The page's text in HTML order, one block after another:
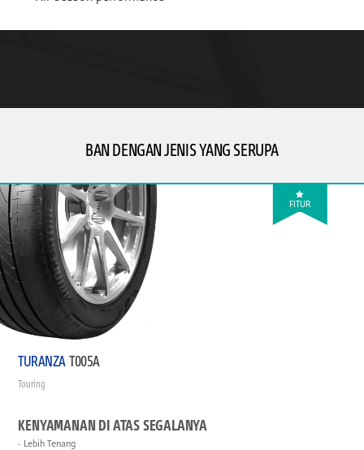
BAN DENGAN JENIS YANG SERUPA
FITUR
TURANZAT005A
Touring
KENYAMANAN DI ATAS SEGALANYA
Lebih Tenang